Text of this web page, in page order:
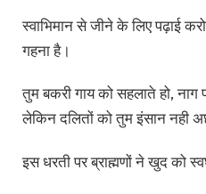
स्वाभिमान से जीने के लिए पढ़ाई
गहना है।
तुम बकरी गाय को सहलाते हो, नाग
लेकिन दलितों को तुम इंसान नही
इस धरती पर ब्राह्मणों ने खुद को